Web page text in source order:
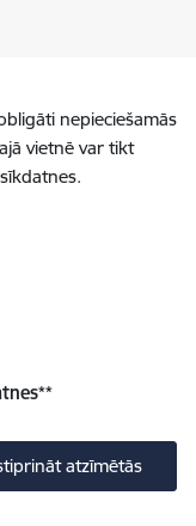
nepieciešamās
vietnē var tikt
**
atzīmētās